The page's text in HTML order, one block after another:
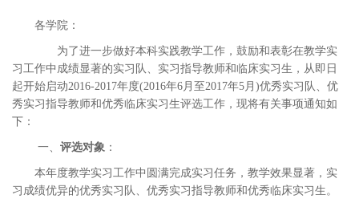
各学院：
为了进一步做好本科实践教学工作，鼓励和表彰在教学实
习工作中成绩显著的实习队、实习指导教师和临床实习生，从即日
起开始启动2016-2017年度(2016年6月至2017年5月)优秀实习队、优
秀实习指导教师和优秀临床实习生评选工作，现将有关事项通知如
下：
一、 评选对象 ：
本年度教学实习工作中圆满完成实习任务，教学效果显著，实
习成绩优异的优秀实习队、优秀实习指导教师和优秀临床实习生。